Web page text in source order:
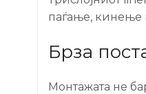
паѓање,
Брза
Монтажата не